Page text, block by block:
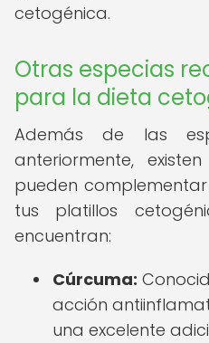
cetogénica.
Otras especias
para la dieta
Además de las
anteriormente,
pueden
tus platillos
encuentran:
Cúrcuma:
acción
una excelente